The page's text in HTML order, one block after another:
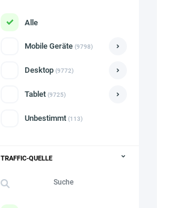
Alle
Mobile Geräte (9798)
Desktop (9772)
Tablet (9725)
Unbestimmt (113)
TRAFFIC-QUELLE